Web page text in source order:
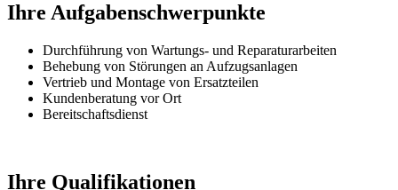
Ihre Aufgabenschwerpunkte
Durchführung von Wartungs- und Reparaturarbeiten
Behebung von Störungen an Aufzugsanlagen
Vertrieb und Montage von Ersatzteilen
Kundenberatung vor Ort
Bereitschaftsdienst
Ihre Qualifikationen